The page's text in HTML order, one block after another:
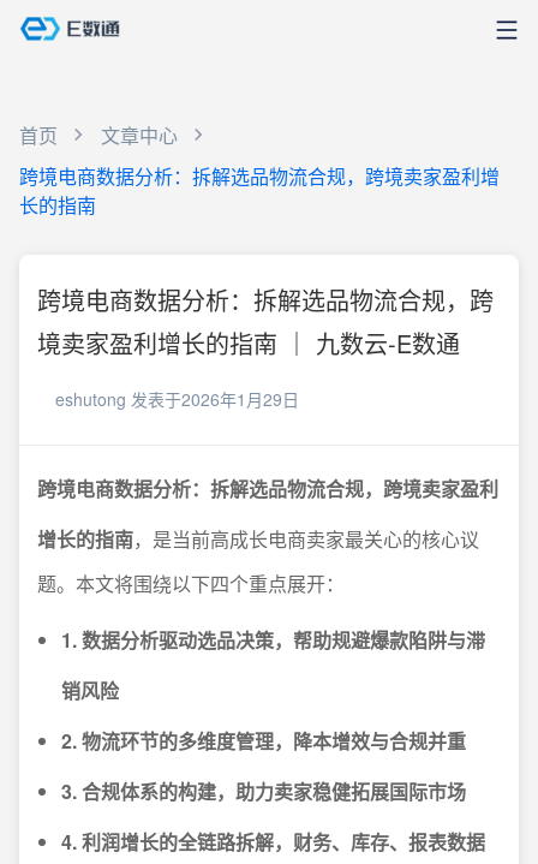
首页
文章中心
跨境电商数据分析：拆解选品物流合规，跨境卖家盈利增
长的指南
跨境电商数据分析：拆解选品物流合规，跨
境卖家盈利增长的指南 ｜ 九数云-E数通
eshutong 发表于2026年1月29日
跨境电商数据分析：拆解选品物流合规，跨境卖家盈利
增长的指南，是当前高成长电商卖家最关心的核心议
题。本文将围绕以下四个重点展开：
1. 数据分析驱动选品决策，帮助规避爆款陷阱与滞
销风险
2. 物流环节的多维度管理，降本增效与合规并重
3. 合规体系的构建，助力卖家稳健拓展国际市场
4. 利润增长的全链路拆解，财务、库存、报表数据